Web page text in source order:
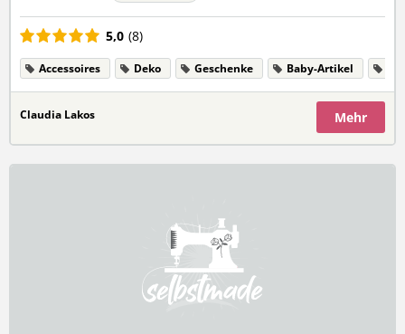
5,0 (8)
Accessoires Deko Geschenke Baby-Artikel
Claudia Lakos Mehr